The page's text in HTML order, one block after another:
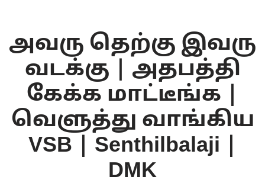
அவரு தெற்கு இவரு
வடக்கு | அதபத்தி
கேக்க மாட்டீங்க |
வெளுத்து வாங்கிய
VSB | Senthilbalaji |
DMK